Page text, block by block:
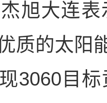
大连表
质的太阳
3060目